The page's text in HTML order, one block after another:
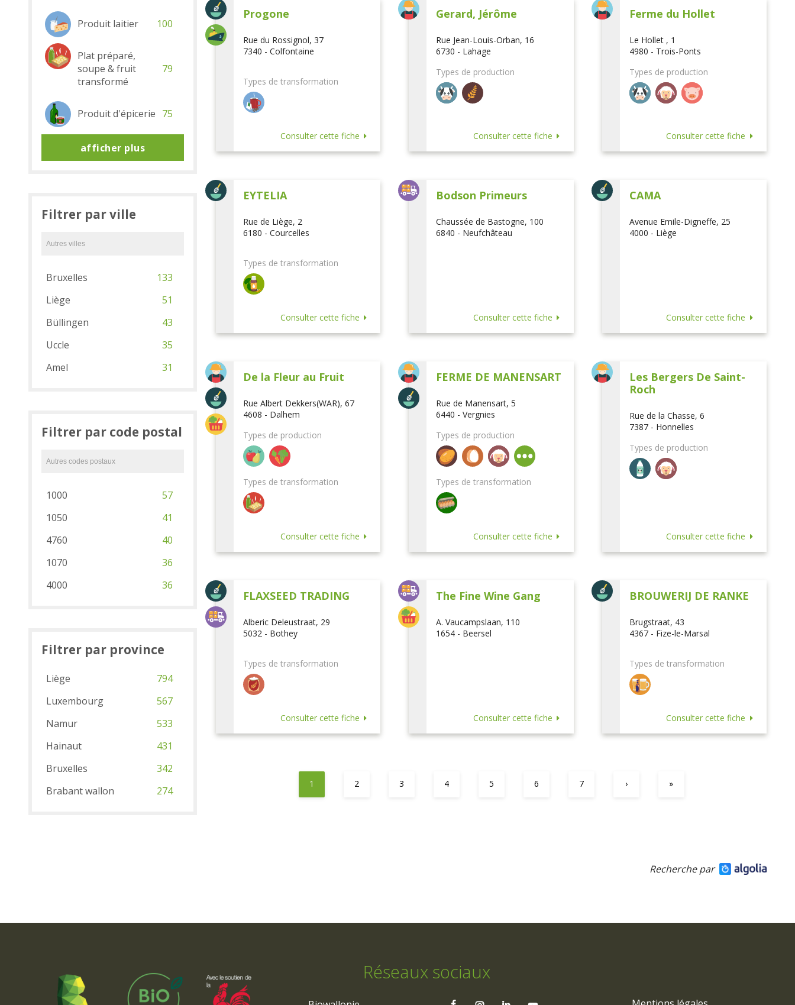
Progone
Rue du Rossignol, 37
7340 - Colfontaine
Types de transformation
Consulter cette fiche
Gerard, Jérôme
Rue Jean-Louis-Orban, 16
6730 - Lahage
Types de production
Consulter cette fiche
Ferme du Hollet
Le Hollet , 1
4980 - Trois-Ponts
Types de production
Consulter cette fiche
EYTELIA
Rue de Liège, 2
6180 - Courcelles
Types de transformation
Consulter cette fiche
Bodson Primeurs
Chaussée de Bastogne, 100
6840 - Neufchâteau
Consulter cette fiche
CAMA
Avenue Emile-Digneffe, 25
4000 - Liège
Consulter cette fiche
De la Fleur au Fruit
Rue Albert Dekkers(WAR), 67
4608 - Dalhem
Types de production
Types de transformation
Consulter cette fiche
FERME DE MANENSART
Rue de Manensart, 5
6440 - Vergnies
Types de production
Types de transformation
Consulter cette fiche
Les Bergers De Saint-
Roch
Rue de la Chasse, 6
7387 - Honnelles
Types de production
Consulter cette fiche
FLAXSEED TRADING
Alberic Deleustraat, 29
5032 - Bothey
Types de transformation
Consulter cette fiche
The Fine Wine Gang
A. Vaucampslaan, 110
1654 - Beersel
Consulter cette fiche
BROUWERIJ DE RANKE
Brugstraat, 43
4367 - Fize-le-Marsal
Types de transformation
Consulter cette fiche
1 2 3 4 5 6 7 › »
Produit laitier 100
Plat préparé,
soupe & fruit
transformé
79
Produit d'épicerie 75
afficher plus
Filtrer par ville
Bruxelles
133
Liège
51
Büllingen
43
Uccle
35
Amel
31
Filtrer par code postal
1000
57
1050
41
4760
40
1070
36
4000
36
Filtrer par province
Liège
794
Luxembourg
567
Namur
533
Hainaut
431
Bruxelles
342
Brabant wallon
274
Recherche par
Réseaux sociaux